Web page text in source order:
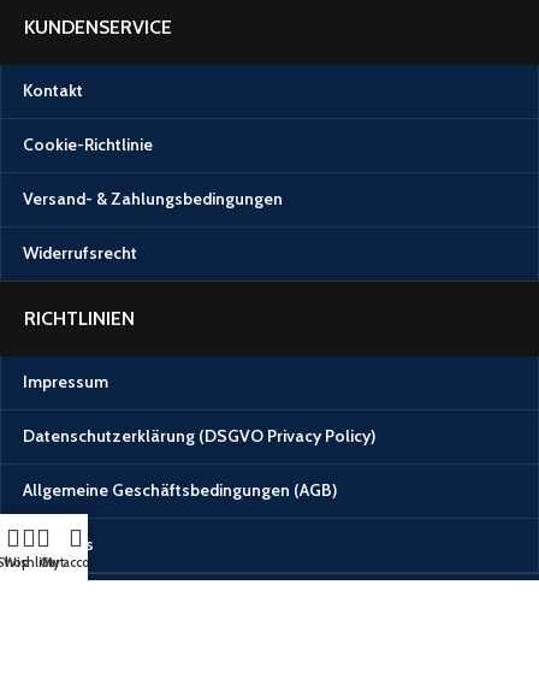
KUNDENSERVICE
Kontakt
Cookie-Richtlinie
Versand- & Zahlungsbedingungen
Widerrufsrecht
RICHTLINIEN
Impressum
Datenschutzerklärung (DSGVO Privacy Policy)
Allgemeine Geschäftsbedingungen (AGB)
Über Uns
Del Imperium.
WishlistCart
My account